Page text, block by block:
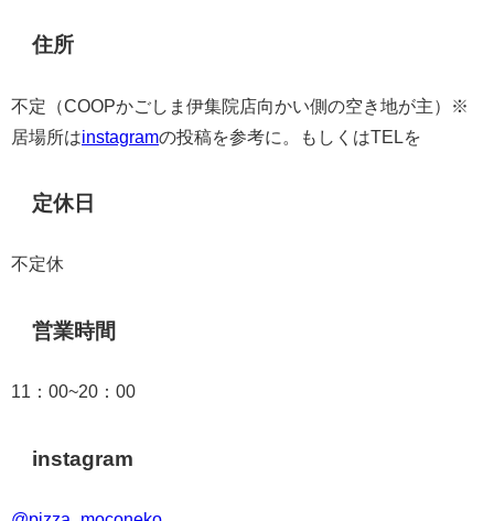
住所
不定（COOPかごしま伊集院店向かい側の空き地が主）※
居場所はinstagramの投稿を参考に。もしくはTELを
定休日
不定休
営業時間
11：00~20：00
instagram